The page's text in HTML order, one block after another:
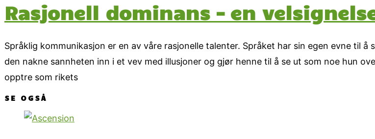
Rasjonell dominans – en
Språklig kommunikasjon er en av våre rasjonelle talenter. Språket har sin egen evne til
den nakne sannheten inn i et vev med illusjoner og gjør henne til å se ut som noe hun
opptre som rikets
SE OGSÅ